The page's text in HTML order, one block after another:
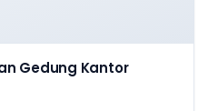
Gedung Kantor